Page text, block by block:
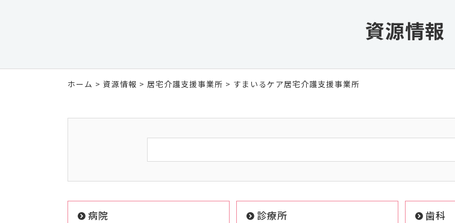
資源情報
ホーム > 資源情報 > 居宅介護支援事業所 > すまいるケア居宅介護支援事業所
病院 診療所 歯科